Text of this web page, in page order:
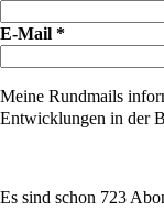
E-Mail *
Meine Rundmails
Entwicklungen in der
Es sind schon 723